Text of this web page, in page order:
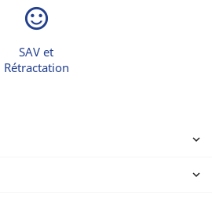
sentiment_satisfied_alt
SAV et
Rétractation

